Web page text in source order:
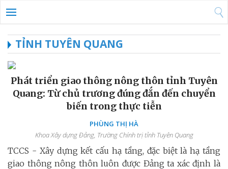
TỈNH TUYÊN QUANG
Phát triển giao thông nông thôn tỉnh Tuyên
Quang: Từ chủ trương đúng đắn đến chuyển
biến trong thực tiễn
PHÙNG THỊ HÀ
Khoa Xây dựng Đảng, Trường Chính trị tỉnh Tuyên Quang
TCCS - Xây dựng kết cấu hạ tầng, đặc biệt là hạ tầng
giao thông nông thôn luôn được Đảng ta xác định là